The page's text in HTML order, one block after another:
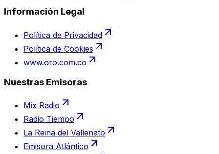
Información Legal
Política de Privacidad
Política de Cookies
www.oro.com.co
Nuestras Emisoras
Mix Radio
Radio Tiempo
La Reina del Vallenato
Emisora Atlántico